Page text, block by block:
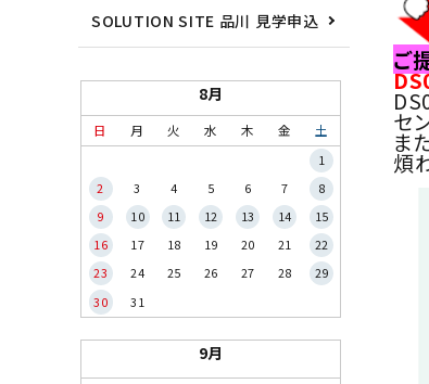
SOLUTION SITE 品川 見学申込
8月
日 月 火 水 木 金 土
1
2
3 4 5 6 7
8
9
10 11 12 13 14
15
16
17 18 19 20 21
22
23
24 25 26 27 28
29
30
31
9月
ご
セ
ま
煩